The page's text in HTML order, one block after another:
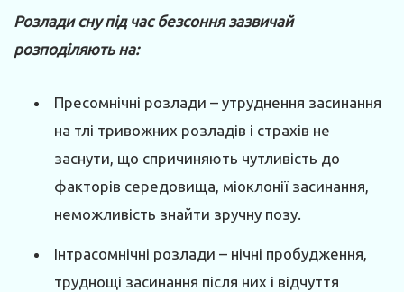
Розлади сну під час безсоння зазвичай
розподіляють на:
Пресомнічні розлади – утруднення засинання
на тлі тривожних розладів і страхів не
заснути, що спричиняють чутливість до
факторів середовища, міо­клонії засинання,
неможливість знайти зручну позу.
Інтрасомнічні розлади – нічні пробудження,
труднощі засинання після них і відчуття